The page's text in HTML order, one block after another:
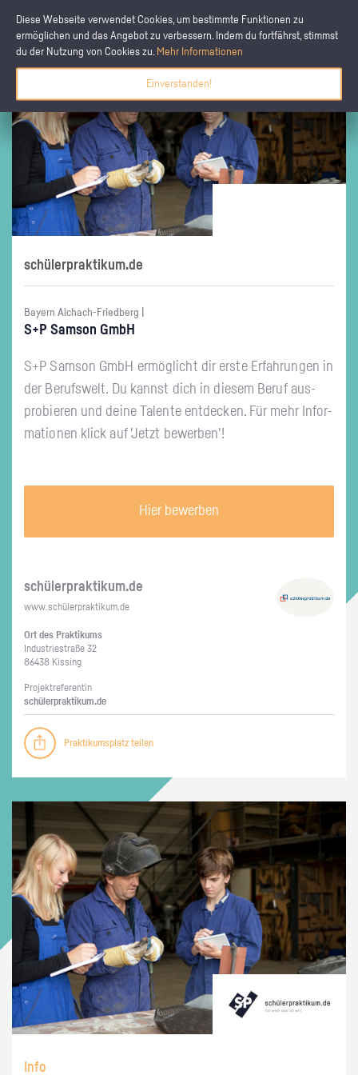
Diese Webseite verwendet Cookies, um bestimmte Funktionen zu
ermöglichen und das Angebot zu verbessern. Indem du fortfährst, stimmst
du der Nutzung von Cookies zu. Mehr Informationen
Einverstanden!
schülerpraktikum.de
Bayern Aichach-Friedberg |
S+P Sam­son GmbH
S+P Sam­son GmbH er­mög­licht dir erste Er­fah­run­gen in
der Be­rufs­welt. Du kannst dich in die­sem Beruf aus­
pro­bie­ren und deine Ta­len­te ent­de­cken. Für mehr In­for­
ma­tio­nen klick auf 'Jetzt be­wer­ben'!
Hier bewerben
schü­ler­prak­ti­kum.de
www.​schüler​prak​tiku​m.​de
Ort des Prak­ti­kums
In­dus­trie­stra­ße 32
86438 Kis­sing
Pro­jekt­re­fe­ren­tin
schü­ler­prak­ti­kum.de
Praktikumsplatz teilen
Info